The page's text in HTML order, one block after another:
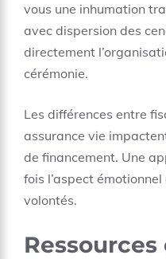
vous une inhumation
avec dispersion des
directement
cérémonie.
Les différences entre
assurance vie
de financement. Une
fois l’aspect
volontés.
Ressources